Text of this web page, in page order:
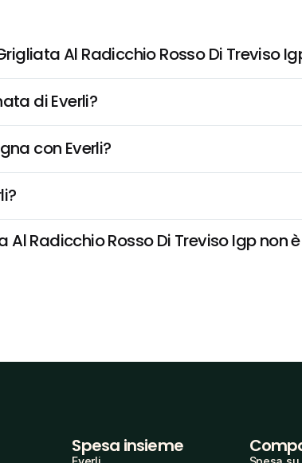
Al Radicchio Rosso Di Treviso
di Everli?
con Everli?
Radicchio Rosso Di Treviso Igp non
Spesa insieme